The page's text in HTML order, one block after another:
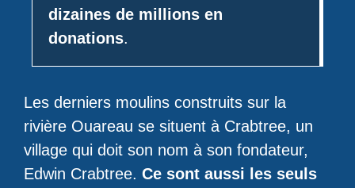
dizaines de millions en
donations.
Les derniers moulins construits sur la
rivière Ouareau se situent à Crabtree, un
village qui doit son nom à son fondateur,
Edwin Crabtree. Ce sont aussi les seuls